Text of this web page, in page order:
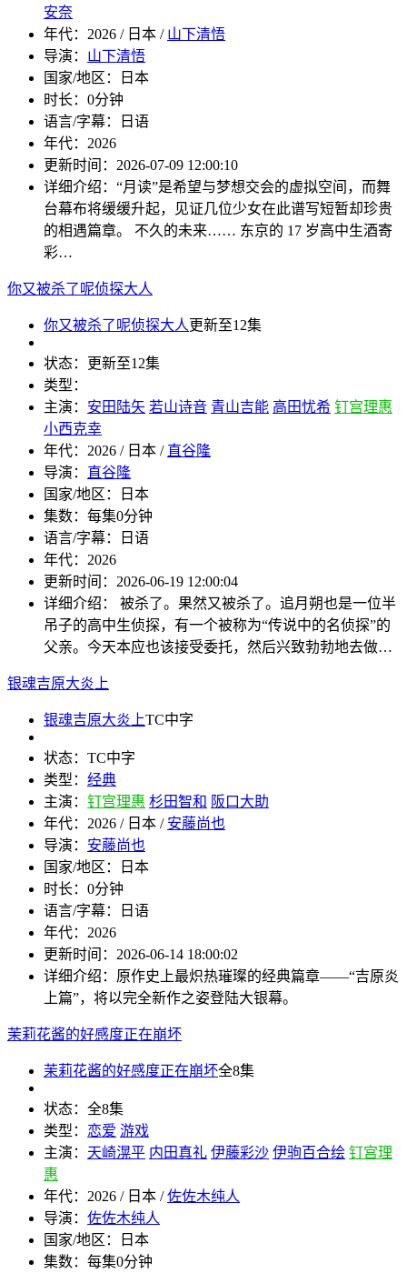
安奈
年代： 2026 / 日本 / 山下清悟
导演： 山下清悟
国家/地区：
日本
时长： 0分钟
语言/字幕：
日语
年代： 2026
更新时间： 2026-07-09 12:00:10
详细介绍： “月读”是希望与梦想交会的虚拟空间，而舞
台幕布将缓缓升起，见证几位少女在此谱写短暂却珍贵
的相遇篇章。 不久的未来…… 东京的 17 岁高中生酒寄
彩…
你又被杀了呢侦探大人
你又被杀了呢侦探大人更新至12集
状态：
更新至12集
类型：
主演： 安田陆矢 若山诗音 青山吉能 高田忧希 钉宫理惠
小西克幸
年代： 2026 / 日本 / 直谷隆
导演： 直谷隆
国家/地区：
日本
集数： 每集0分钟
语言/字幕：
日语
年代： 2026
更新时间： 2026-06-19 12:00:04
详细介绍：
被杀了。果然又被杀了。追月朔也是一位半
吊子的高中生侦探，有一个被称为“传说中的名侦探”的
父亲。今天本应也该接受委托，然后兴致勃勃地去做…
银魂吉原大炎上
银魂吉原大炎上TC中字
状态： TC中字
类型： 经典
主演： 钉宫理惠 杉田智和 阪口大助
年代： 2026 / 日本 / 安藤尚也
导演： 安藤尚也
国家/地区：
日本
时长： 0分钟
语言/字幕：
日语
年代： 2026
更新时间： 2026-06-14 18:00:02
详细介绍： 原作史上最炽热璀璨的经典篇章——“吉原炎
上篇”，将以完全新作之姿登陆大银幕。
茉莉花酱的好感度正在崩坏
茉莉花酱的好感度正在崩坏全8集
状态： 全8集
类型： 恋爱 游戏
主演： 天崎滉平 内田真礼 伊藤彩沙 伊驹百合绘 钉宫理
惠
年代： 2026 / 日本 /佐佐木纯人
导演： 佐佐木纯人
国家/地区：
日本
集数： 每集0分钟